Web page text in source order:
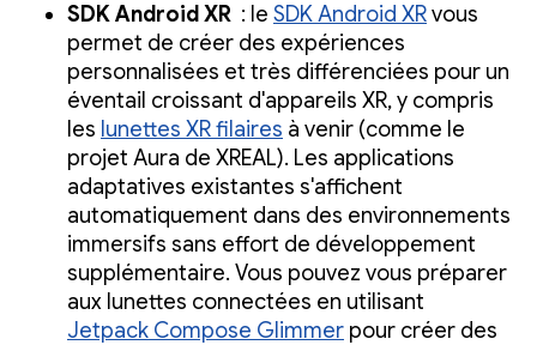
SDK Android XR : le SDK Android XRvous
permet de créer des expériences
personnalisées et très différenciées pour un
éventail croissant d'appareils XR, y compris
les lunettes XR filaires à venir (comme le
projet Aura de XREAL). Les applications
adaptatives existantes s'affichent
automatiquement dans des environnements
immersifs sans effort de développement
supplémentaire. Vous pouvez vous préparer
aux lunettes connectées en utilisant
Jetpack Compose Glimmer pour créer des